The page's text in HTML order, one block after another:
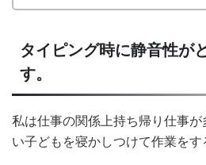
タイピング時に静音性が
す。
私は仕事の関係上持ち帰り仕事
い子どもを寝かしつけて作業をす